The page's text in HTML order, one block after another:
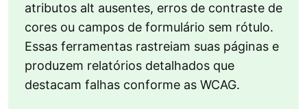
atributos alt ausentes, erros de contraste de
cores ou campos de formulário sem rótulo.
Essas ferramentas rastreiam suas páginas e
produzem relatórios detalhados que
destacam falhas conforme as WCAG.